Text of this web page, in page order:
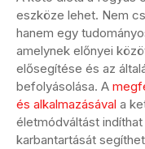
eszköze lehet. Nem
hanem egy
amelynek előnyei
elősegítése és az
befolyásolása. A
és alkalmazásával a
életmódváltást
karbantartását